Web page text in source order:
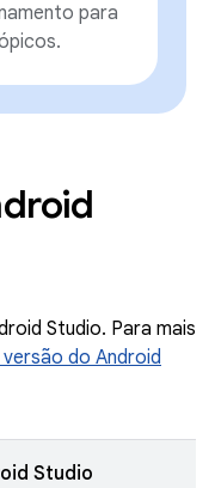
para
Studio. Para mais
do Android
Studio